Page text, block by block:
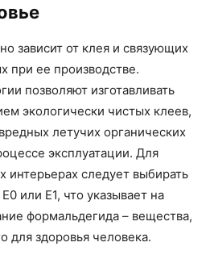
зависит от клея и связующих
при ее производстве.
позволяют изготавливать
экологически чистых клеев,
летучих органических
эксплуатации. Для
интерьерах следует выбирать
или E1, что указывает на
формальдегида – вещества,
для здоровья человека.